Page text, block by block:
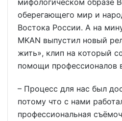
оберегающего мир и
Востока России. А на
MKAN выпустил новый
жить», клип на который
помощи профессионалов
– Процесс для нас был
потому что с нами
профессиональная